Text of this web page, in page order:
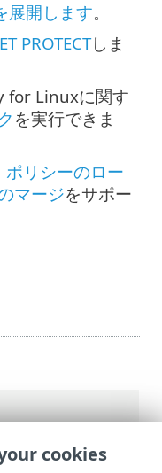
Server
展開します。
PROTECTしま
for Linuxに関す
を実行できま
ポリシーのロー
マージをサポー
cookies